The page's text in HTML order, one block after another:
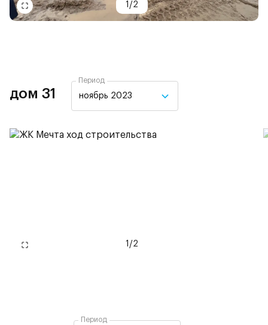
1 /2
дом 31
Период
ноябрь 2023
1 /2
Период